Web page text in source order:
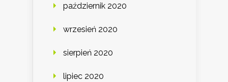
październik 2020
wrzesień 2020
sierpień 2020
lipiec 2020